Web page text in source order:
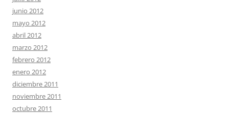
junio 2012
mayo 2012
abril 2012
marzo 2012
febrero 2012
enero 2012
diciembre 2011
noviembre 2011
octubre 2011